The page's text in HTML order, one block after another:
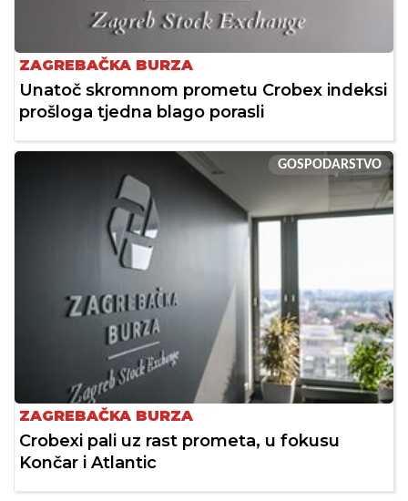
ZAGREBAČKA BURZA
Unatoč skromnom prometu Crobex indeksi
prošloga tjedna blago porasli
GOSPODARSTVO
ZAGREBAČKA BURZA
Crobexi pali uz rast prometa, u fokusu
Končar i Atlantic